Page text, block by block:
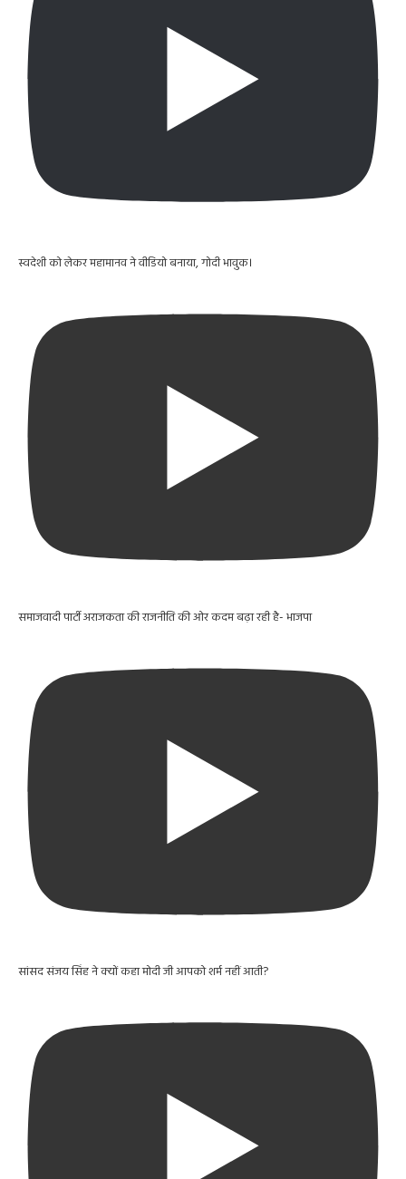
स्वदेशी को लेकर महामानव ने वीडियो बनाया, गोदी भावुक।
समाजवादी पार्टी अराजकता की राजनीति की ओर कदम बढ़ा रही है- भाजपा
सांसद संजय सिंह ने क्यों कहा मोदी जी आपको शर्म नहीं आती?